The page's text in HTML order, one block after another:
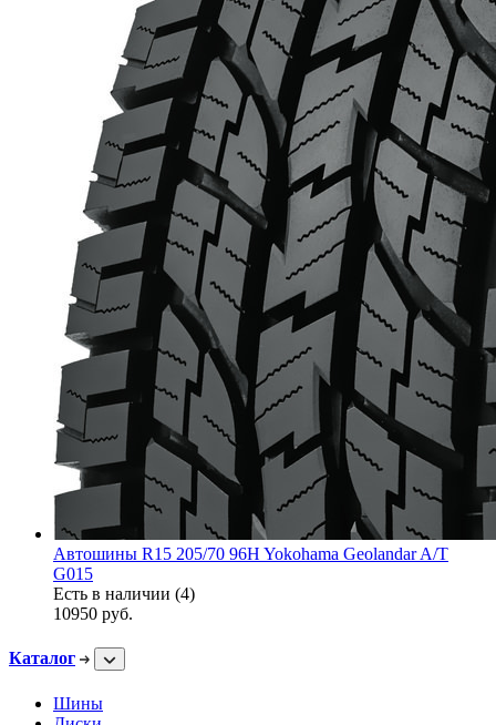
Автошины R15 205/70 96H Yokohama Geolandar A/T
G015
Есть в наличии (4)
10950 руб.
Каталог
Шины